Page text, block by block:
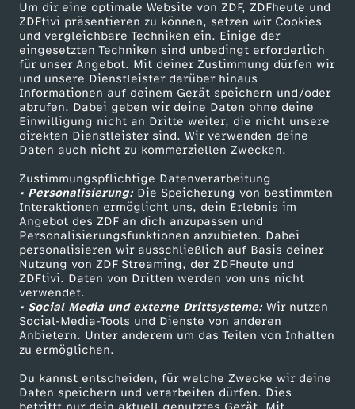
Um dir eine optimale Website von ZDF, ZDFheute und
ZDFtivi präsentieren zu können, setzen wir Cookies
und vergleichbare Techniken ein. Einige der
eingesetzten Techniken sind unbedingt erforderlich
für unser Angebot. Mit deiner Zustimmung dürfen wir
und unsere Dienstleister darüber hinaus
Informationen auf deinem Gerät speichern und/oder
abrufen. Dabei geben wir deine Daten ohne deine
Einwilligung nicht an Dritte weiter, die nicht unsere
direkten Dienstleister sind. Wir verwenden deine
Daten auch nicht zu kommerziellen Zwecken.
Zustimmungspflichtige Datenverarbeitung
• Personalisierung:Die Speicherung von bestimmten
Interaktionen ermöglicht uns, dein Erlebnis im
Angebot des ZDF an dich anzupassen und
Personalisierungsfunktionen anzubieten. Dabei
personalisieren wir ausschließlich auf Basis deiner
Nutzung von ZDF Streaming, der ZDFheute und
ZDFtivi. Daten von Dritten werden von uns nicht
verwendet.
• Social Media und externe Drittsysteme:Wir nutzen
Social-Media-Tools und Dienste von anderen
Anbietern. Unter anderem um das Teilen von Inhalten
zu ermöglichen.
Du kannst entscheiden, für welche Zwecke wir deine
Daten speichern und verarbeiten dürfen. Dies
Mehr ZDF
ZDF-Apps
Smart TV
ZDFtext
Livestreams
Sendungen A-Z
TV-Programm
Service
ZDFmitreden
Kontakt zum ZDF
Tickets
Zuschauerservice
Hilfe
ZDF Unternehmen
Karriere
ZDF goes Schule